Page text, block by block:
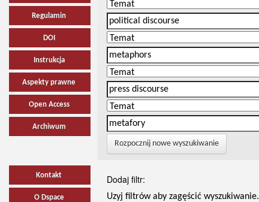
Regulamin
DOI
Instrukcja
Aspekty prawne
Open Access
Archiwum
Kontakt
O Dspace
Rozpocznij nowe wyszukiwanie
Dodaj filtr:
Uzyj filtrów aby zagęścić wyszukiwanie.